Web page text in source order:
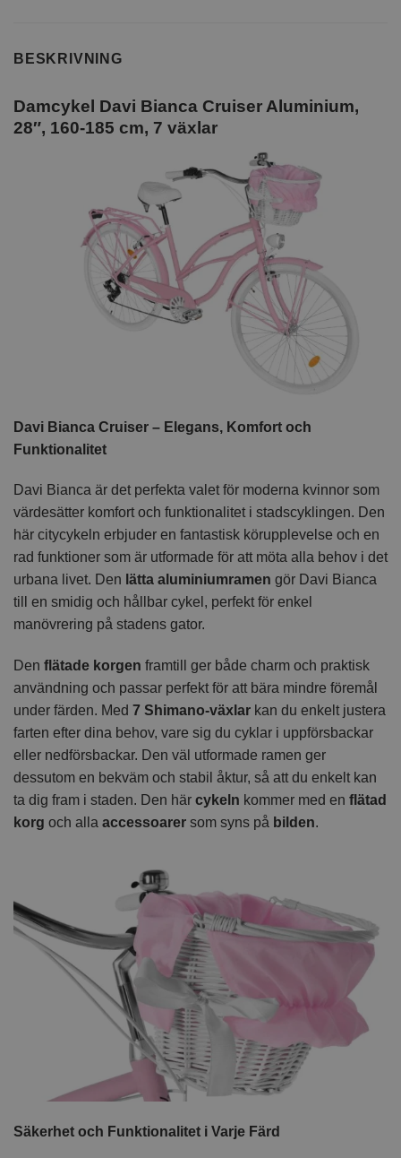
BESKRIVNING
Damcykel Davi Bianca Cruiser Aluminium,
28″, 160-185 cm, 7 växlar
Davi Bianca Cruiser – Elegans, Komfort och
Funktionalitet
Davi Bianca är det perfekta valet för moderna kvinnor som
värdesätter komfort och funktionalitet i stadscyklingen. Den
här citycykeln erbjuder en fantastisk körupplevelse och en
rad funktioner som är utformade för att möta alla behov i det
urbana livet. Den lätta aluminiumramen gör Davi Bianca
till en smidig och hållbar cykel, perfekt för enkel
manövrering på stadens gator.
Den flätade korgen framtill ger både charm och praktisk
användning och passar perfekt för att bära mindre föremål
under färden. Med 7 Shimano-växlar kan du enkelt justera
farten efter dina behov, vare sig du cyklar i uppförsbackar
eller nedförsbackar. Den väl utformade ramen ger
dessutom en bekväm och stabil åktur, så att du enkelt kan
ta dig fram i staden. Den här cykeln kommer med en flätad
korg och alla accessoarer som syns på bilden.
Säkerhet och Funktionalitet i Varje Färd